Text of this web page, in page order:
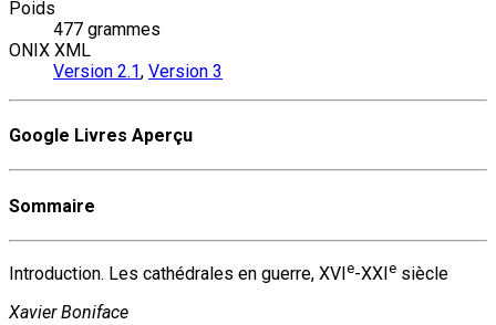
Poids
477 grammes
ONIX XML
Version 2.1, Version 3
Google Livres Aperçu
Sommaire
Introduction. Les cathédrales en guerre, XVI e-XXI e siècle
Xavier Boniface